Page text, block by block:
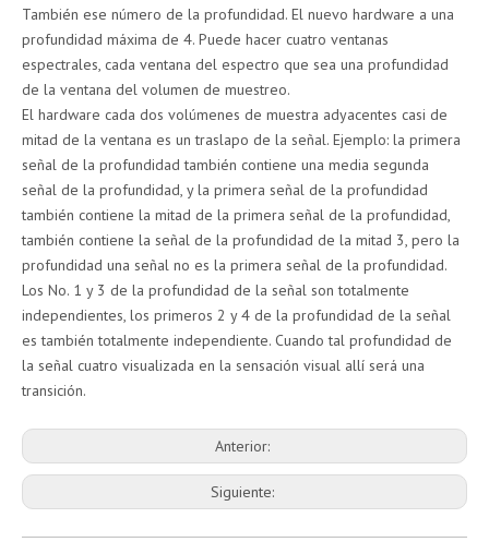
También ese número de la profundidad. El nuevo hardware a una
profundidad máxima de 4. Puede hacer cuatro ventanas
espectrales, cada ventana del espectro que sea una profundidad
de la ventana del volumen de muestreo.
El hardware cada dos volúmenes de muestra adyacentes casi de
mitad de la ventana es un traslapo de la señal. Ejemplo: la primera
señal de la profundidad también contiene una media segunda
señal de la profundidad, y la primera señal de la profundidad
también contiene la mitad de la primera señal de la profundidad,
también contiene la señal de la profundidad de la mitad 3, pero la
profundidad una señal no es la primera señal de la profundidad.
Los No. 1 y 3 de la profundidad de la señal son totalmente
independientes, los primeros 2 y 4 de la profundidad de la señal
es también totalmente independiente. Cuando tal profundidad de
la señal cuatro visualizada en la sensación visual allí será una
transición.
Anterior:
Siguiente: